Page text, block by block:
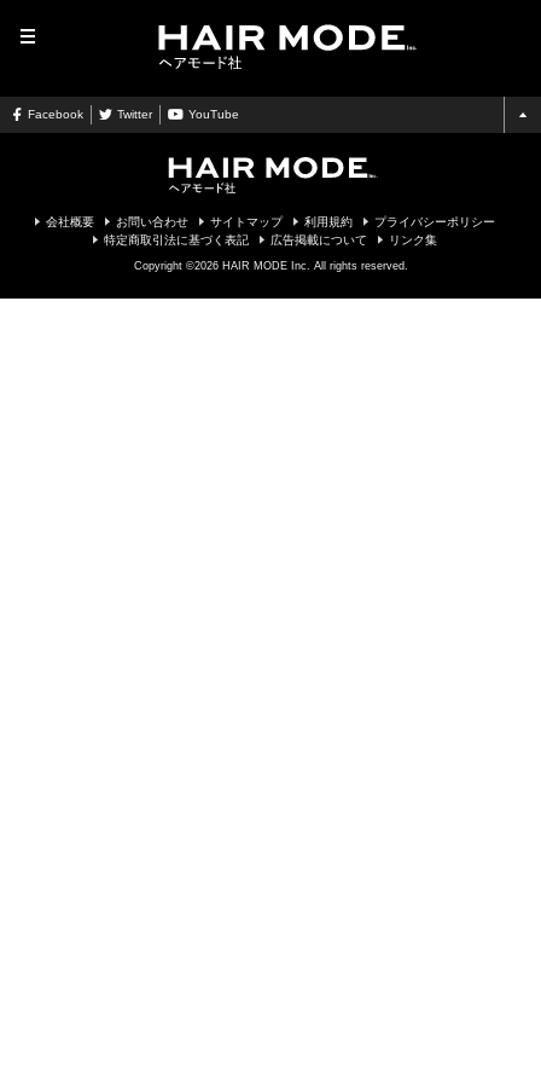
Facebook Twitter YouTube
会社概要 お問い合わせ サイトマップ 利用規約
プライバシーポリシー
特定商取引法に基づく表記
広告掲載について リンク集
Copyright ©2026 HAIR MODE Inc. All rights reserved.